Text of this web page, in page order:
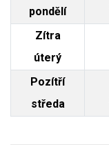
pondělí
Zítra
úterý
Pozítří
středa